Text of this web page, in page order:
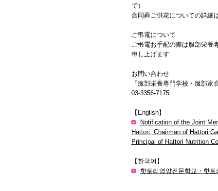
で）
合同葬ご供花についての詳細
ご弔電について
ご弔電お手配の際は服部栄養
申し上げます
お問い合わせ
「服部栄養専門学校・服部
03-3356-7175
【English】
Notification of the Joint
Hattori, Chairman of Hattori
Principal of Hattori Nutrition
【한국어】
핫토리영양전문학교・핫